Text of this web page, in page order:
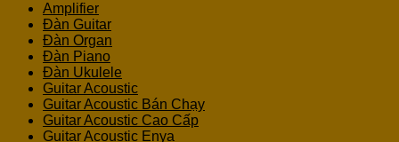
Amplifier
Đàn Guitar
Đàn Organ
Đàn Piano
Đàn Ukulele
Guitar Acoustic
Guitar Acoustic Bán Chạy
Guitar Acoustic Cao Cấp
Guitar Acoustic Enya